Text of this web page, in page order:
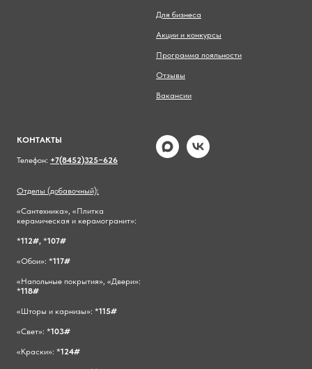
Для бизнеса
Акции и конкурсы
Программа лояльности
Отзывы
Вакансии
КОНТАКТЫ
Телефон: +7(8452)325−626
Отделы (добавочный):
«Сантехника», «Плитка
керамическая и керамогранит»:
*112#, *107#
«Обои»: *117#
«Напольные покрытия», «Двери»:
*118#
«Шторы и карнизы»: *115#
«Свет»: *103#
«Краски»: *124#